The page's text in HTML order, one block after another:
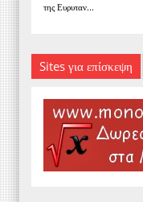
της Ευρυταν...
Sites για επίσκεψη